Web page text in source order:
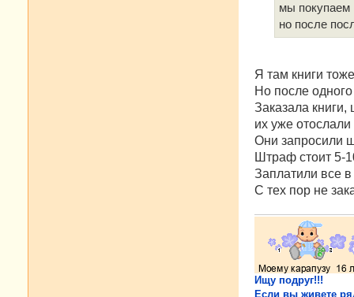
мы покупаем
но после
Я там книги
Но после
Заказала
их уже
Они запросили
Штраф стоит 5-
Заплатили все
С тех пор не
Ищу подруг!!!
Если вы живете